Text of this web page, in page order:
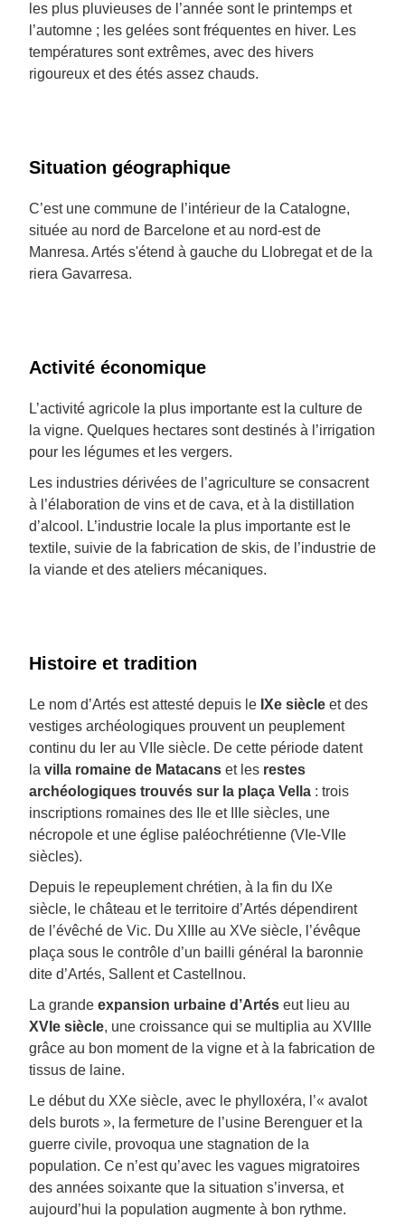
les plus pluvieuses de l’année sont le printemps et
l’automne ; les gelées sont fréquentes en hiver. Les
températures sont extrêmes, avec des hivers
rigoureux et des étés assez chauds.
Situation géographique
C’est une commune de l’intérieur de la Catalogne,
située au nord de Barcelone et au nord-est de
Manresa. Artés s'étend à gauche du Llobregat et de la
riera Gavarresa.
Activité économique
L’activité agricole la plus importante est la culture de
la vigne. Quelques hectares sont destinés à l’irrigation
pour les légumes et les vergers.
Les industries dérivées de l’agriculture se consacrent
à l’élaboration de vins et de cava, et à la distillation
d’alcool. L’industrie locale la plus importante est le
textile, suivie de la fabrication de skis, de l’industrie de
la viande et des ateliers mécaniques.
Histoire et tradition
Le nom d’Artés est attesté depuis le IXe siècle et des
vestiges archéologiques prouvent un peuplement
continu du Ier au VIIe siècle. De cette période datent
la villa romaine de Matacans et les restes
archéologiques trouvés sur la plaça Vella : trois
inscriptions romaines des IIe et IIIe siècles, une
nécropole et une église paléochrétienne (VIe-VIIe
siècles).
Depuis le repeuplement chrétien, à la fin du IXe
siècle, le château et le territoire d’Artés dépendirent
de l’évêché de Vic. Du XIIIe au XVe siècle, l’évêque
plaça sous le contrôle d’un bailli général la baronnie
dite d’Artés, Sallent et Castellnou.
La grande expansion urbaine d’Artés eut lieu au
XVIe siècle, une croissance qui se multiplia au XVIIIe
grâce au bon moment de la vigne et à la fabrication de
tissus de laine.
Le début du XXe siècle, avec le phylloxéra, l’« avalot
dels burots », la fermeture de l’usine Berenguer et la
guerre civile, provoqua une stagnation de la
population. Ce n’est qu’avec les vagues migratoires
des années soixante que la situation s’inversa, et
aujourd’hui la population augmente à bon rythme.